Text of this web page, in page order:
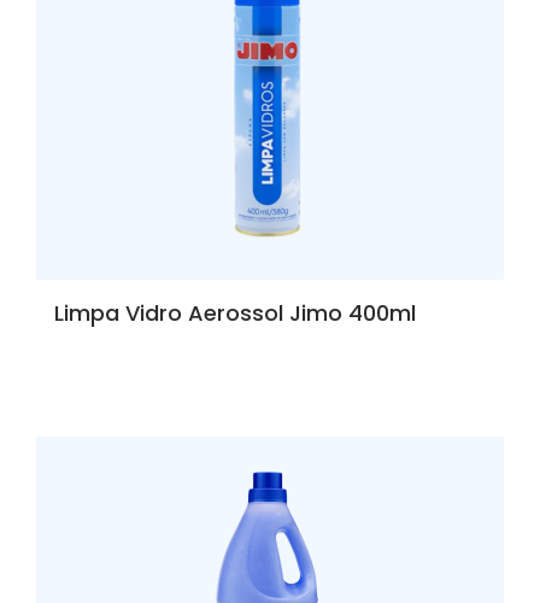
Limpa Vidro Aerossol Jimo 400ml